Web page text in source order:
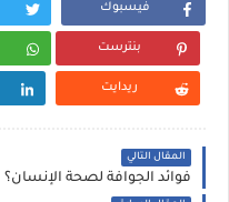
فيسبوك
بنترست
ريدايت
المقال التالي
فوائد الجوافة لصحة الإنسان؟